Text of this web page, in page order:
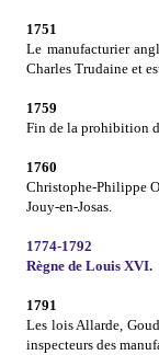
1751
Le manufacturier
Charles Trudaine et
1759
Fin de la prohibition
1760
Christophe-Philippe
Jouy-en-Josas.
1774-1792
Règne de Louis XVI.
1791
Les lois Allarde,
inspecteurs des